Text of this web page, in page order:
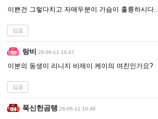
이쁜건 그렇다치고 자매두분이 가슴이 훌륭하시다..
답글
랑비 26-06-11 10:47
이분의 동생이 리니지 비제이 케이의 여친인가요?
답글
푹신한곰탱 26-06-11 10:48